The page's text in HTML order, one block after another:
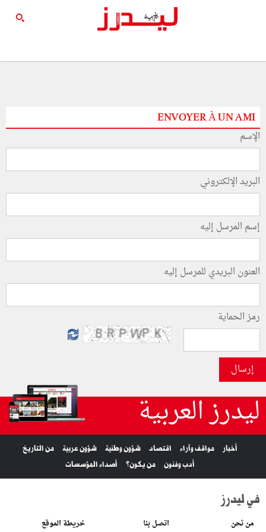
ENVOYER À UN AMI
الإسم
البريد الإلكتروني
إسم المرسل إليه
العنون البريدي للمرسل إليه
رمز الحماية
إرسال
ليدرز العربية
أخبار مواقف وآراء اقتصاد شؤون وطنية شؤون عربية
من التاريخ
أدب وفنون
من يكون؟ أصداء المؤسسات
في ليدرز
من نحن اتصل بنا خريطة الموقع